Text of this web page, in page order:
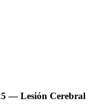
— Lesión Cerebral